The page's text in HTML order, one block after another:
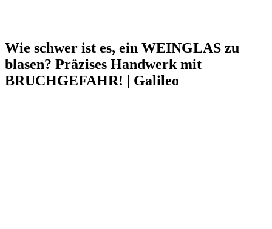
Wie schwer ist es, ein WEINGLAS zu
blasen? Präzises Handwerk mit
BRUCHGEFAHR! | Galileo